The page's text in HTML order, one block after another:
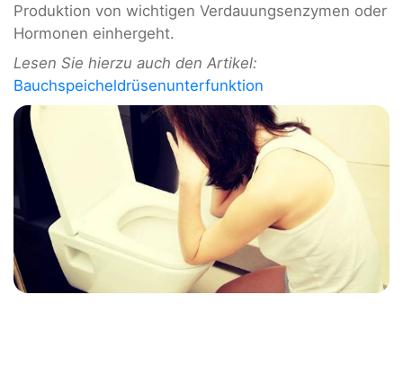
Produktion von wichtigen Verdauungsenzymen oder
Hormonen einhergeht.
Lesen Sie hierzu auch den Artikel:
Bauchspeicheldrüsenunterfunktion